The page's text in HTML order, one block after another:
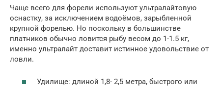
Чаще всего для форели используют ультралайтовую
оснастку, за исключением водоёмов, зарыбленной
крупной форелью. Но поскольку в большинстве
платников обычно ловится рыбу весом до 1-1.5 кг,
именно ультралайт доставит истинное удовольствие от
ловли.
Удилище: длиной 1,8- 2,5 метра, быстрого или